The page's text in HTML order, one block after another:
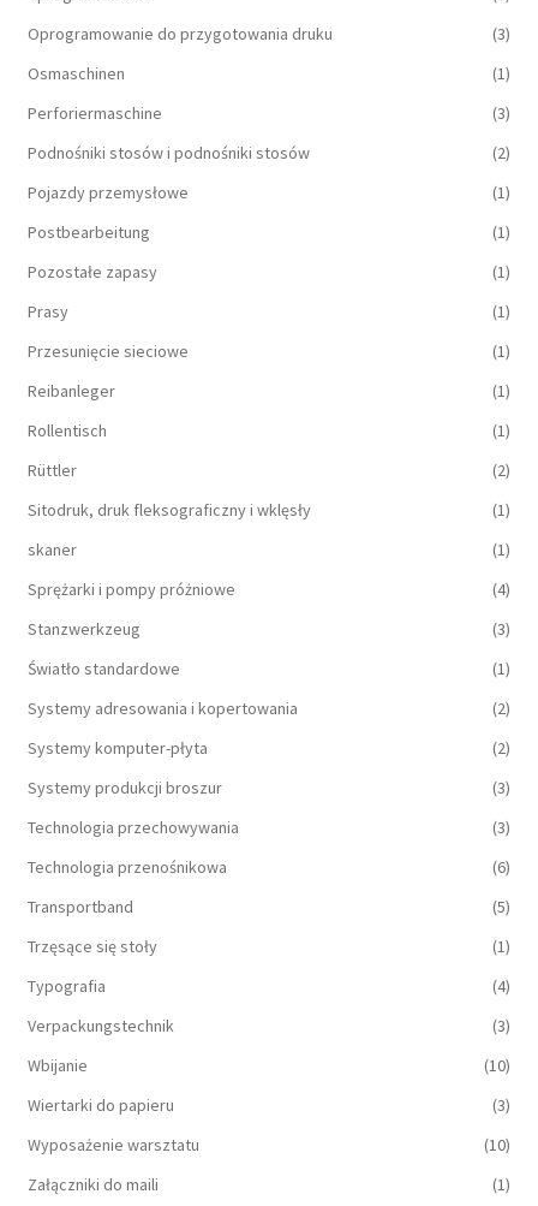
Oprogramowanie do przygotowania druku
(3)
Osmaschinen
(1)
Perforiermaschine
(3)
Podnośniki stosów i podnośniki stosów
(2)
Pojazdy przemysłowe
(1)
Postbearbeitung
(1)
Pozostałe zapasy
(1)
Prasy
(1)
Przesunięcie sieciowe
(1)
Reibanleger
(1)
Rollentisch
(1)
Rüttler
(2)
Sitodruk, druk fleksograficzny i wklęsły
(1)
skaner
(1)
Sprężarki i pompy próżniowe
(4)
Stanzwerkzeug
(3)
Światło standardowe
(1)
Systemy adresowania i kopertowania
(2)
Systemy komputer-płyta
(2)
Systemy produkcji broszur
(3)
Technologia przechowywania
(3)
Technologia przenośnikowa
(6)
Transportband
(5)
Trzęsące się stoły
(1)
Typografia
(4)
Verpackungstechnik
(3)
Wbijanie
(10)
Wiertarki do papieru
(3)
Wyposażenie warsztatu
(10)
Załączniki do maili
(1)